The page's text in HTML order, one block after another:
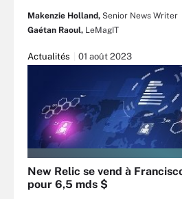
Makenzie Holland, Senior News Writer
Gaétan Raoul, LeMagIT
Actualités 01 août 2023
New Relic se vend à
pour 6,5 mds $